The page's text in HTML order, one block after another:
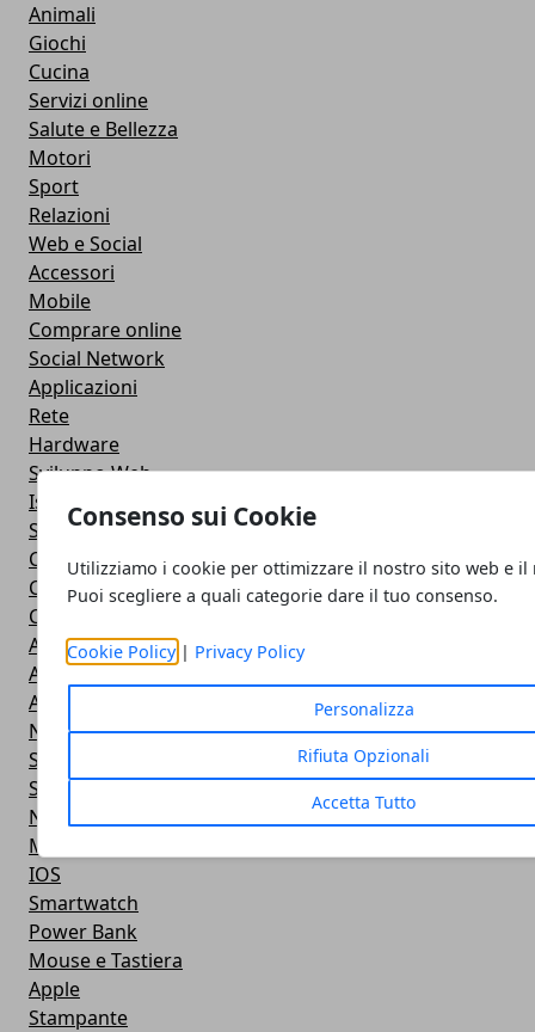
Consenso sui Cookie
Utilizziamo i cookie per ottimizzare il nostro sito web e il
Puoi scegliere a quali categorie dare il tuo consenso.
Cookie Policy| Privacy Policy
Personalizza
Rifiuta Opzionali
Accetta Tutto
Animali
Giochi
Cucina
Servizi online
Salute e Bellezza
Motori
Sport
Relazioni
Web e Social
Accessori
Mobile
Comprare online
Social Network
Applicazioni
Rete
Hardware
Sviluppo Web
Istruzione
Streaming
Cloud
Casa e fai da te
Cuffie e Auricolari
Altoparlanti
Action Camera
Android
Navigazione
Smart TV
Smartphone
Notebook
Monitor
IOS
Smartwatch
Power Bank
Mouse e Tastiera
Apple
Stampante